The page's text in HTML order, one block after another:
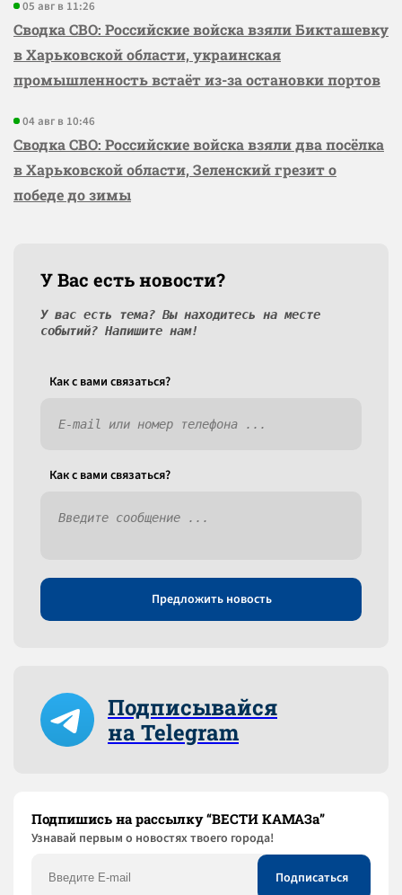
05 авг в 11:26
Сводка СВО: Российские войска взяли Бикташевку
в Харьковской области, украинская
промышленность встаёт из-за остановки портов
04 авг в 10:46
Сводка СВО: Российские войска взяли два посёлка
в Харьковской области, Зеленский грезит о
победе до зимы
У Вас есть новости?
У вас есть тема? Вы находитесь на месте
событий? Напишите нам!
Как c вами связаться?
Как c вами связаться?
Предложить новость
Подписывайся
на Telegram
Подпишись на рассылку “ВЕСТИ КАМАЗа”
Узнaвай первым о новостях твоего города!